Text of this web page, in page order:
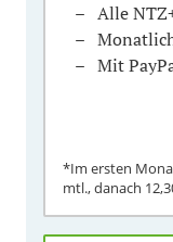
Alle
Mit
*Im ersten
mtl., danach